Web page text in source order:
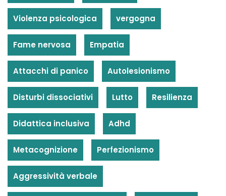
Violenza psicologica vergogna
Fame nervosa Empatia
Attacchi di panico Autolesionismo
Disturbi dissociativi Lutto Resilienza
Didattica inclusiva Adhd
Metacognizione Perfezionismo
Aggressività verbale